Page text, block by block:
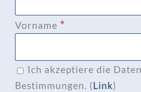
Vorname *
Ich akzeptiere die
Bestimmungen. (Link)